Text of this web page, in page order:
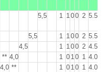
5,5 1 100 2 5.5
5,5 1 100 2 5.5
4,5 1 100 2 4.5
** 4,0 1 0 10 1 4.0
4,0 ** 1 0 10 1 4.0